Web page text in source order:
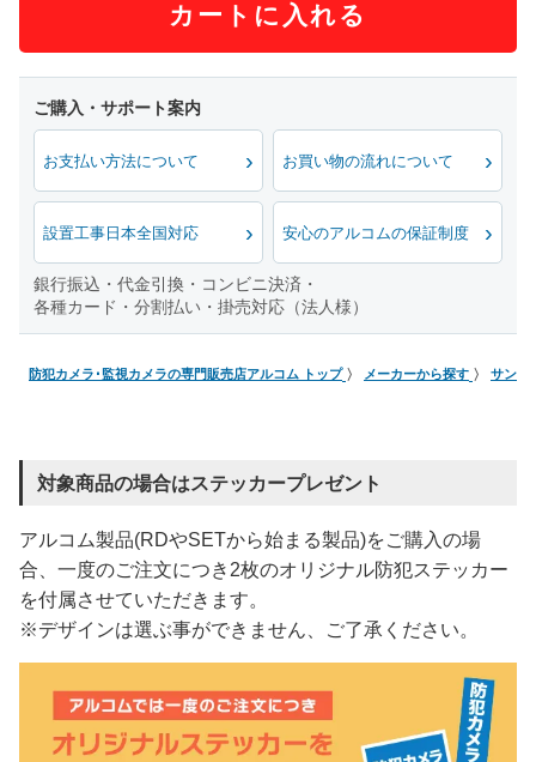
カートに入れる
お支払い方法について お買い物の流れについて
設置工事日本全国対応 安心のアルコムの保証制度
銀行振込・代金引換・コンビニ決済・
各種カード・分割払い・掛売対応（法人様）
防犯カメラ･監視カメラの専門販売店アルコム トップ メーカーから探す サンワ
対象商品の場合はステッカープレゼント
アルコム製品(RDやSETから始まる製品)をご購入の場
合、一度のご注文につき2枚のオリジナル防犯ステッカー
を付属させていただきます。
※デザインは選ぶ事ができません、ご了承ください。